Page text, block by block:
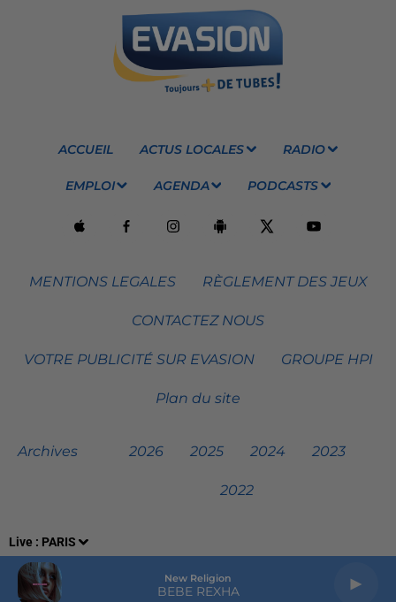
Live : PARIS
New Religion
BEBE REXHA
ACCUEIL ACTUS LOCALES RADIO
EMPLOI AGENDA PODCASTS
MENTIONS LEGALES RÈGLEMENT DES JEUX
CONTACTEZ NOUS
VOTRE PUBLICITÉ SUR EVASION GROUPE HPI
Plan du site
Archives 2026 2025 2024 2023
2022